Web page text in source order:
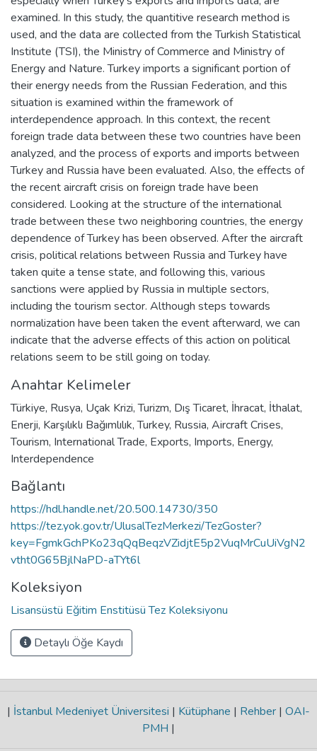
examined. In this study, the quantitive research method is
used, and the data are collected from the Turkish Statistical
Institute (TSI), the Ministry of Commerce and Ministry of
Energy and Nature. Turkey imports a significant portion of
their energy needs from the Russian Federation, and this
situation is examined within the framework of
interdependence approach. In this context, the recent
foreign trade data between these two countries have been
analyzed, and the process of exports and imports between
Turkey and Russia have been evaluated. Also, the effects of
the recent aircraft crisis on foreign trade have been
considered. Looking at the structure of the international
trade between these two neighboring countries, the energy
dependence of Turkey has been observed. After the aircraft
crisis, political relations between Russia and Turkey have
taken quite a tense state, and following this, various
sanctions were applied by Russia in multiple sectors,
including the tourism sector. Although steps towards
normalization have been taken the event afterward, we can
indicate that the adverse effects of this action on political
relations seem to be still going on today.
Anahtar Kelimeler
Türkiye, Rusya, Uçak Krizi,Turizm, Dış Ticaret, İhracat, İthalat,
Enerji, Karşılıklı Bağımlılık,Turkey, Russia, Aircraft Crises,
Tourism, International Trade, Exports, Imports, Energy,
Interdependence
Bağlantı
https://hdl.handle.net/20.500.14730/350
https://tez.yok.gov.tr/UlusalTezMerkezi/TezGoster?
key=FgmkGchPKo23qQqBeqzVZidjtE5p2VuqMrCuUiVgN2
vtht0G65BjlNaPD-aTYt6l
Koleksiyon
Lisansüstü Eğitim Enstitüsü Tez Koleksiyonu
Detaylı Öğe Kaydı
| İstanbul Medeniyet Üniversitesi | Kütüphane | Rehber | OAI-
PMH |